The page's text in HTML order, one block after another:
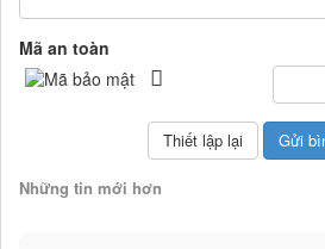
Mã an toàn
Những tin mới hơn